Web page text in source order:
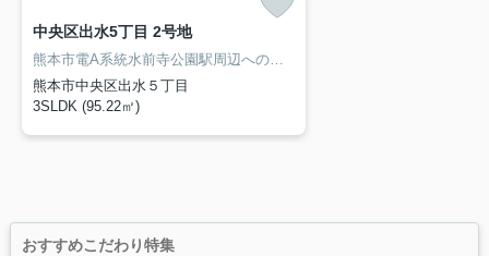
中央区出水5丁目 2号地
熊本市電A系統水前寺公園駅周辺への引っ越しをお考えなら「中央区出水5丁目」。熊本市立出水中学校が徒歩7分で通学にも便利です。3SLDKの物件となっています。快適な暮らしを送るために、当社スタッフが総力を挙げて不動産探しを致します。まずはご希望条件などをお気軽にお申しつけくださいませ。
熊本市中央区出水５丁目
3SLDK (95.22㎡)
おすすめこだわり特集